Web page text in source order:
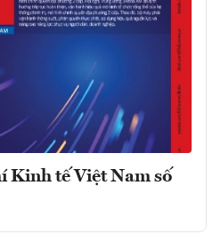
Kinh tế Việt Nam số